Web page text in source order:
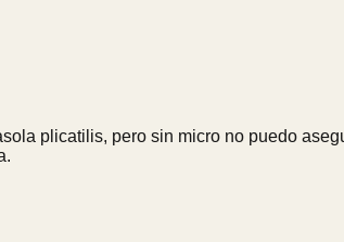
plicatilis, pero sin micro no puedo